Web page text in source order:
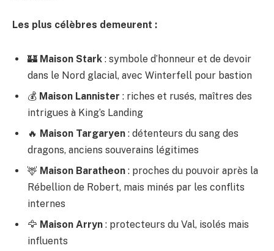
Les plus célèbres demeurent :
🏰 Maison Stark : symbole d’honneur et de devoir
dans le Nord glacial, avec Winterfell pour bastion
💰 Maison Lannister : riches et rusés, maîtres des
intrigues à King’s Landing
🔥 Maison Targaryen : détenteurs du sang des
dragons, anciens souverains légitimes
🦌 Maison Baratheon : proches du pouvoir après la
Rébellion de Robert, mais minés par les conflits
internes
🦅 Maison Arryn : protecteurs du Val, isolés mais
influents